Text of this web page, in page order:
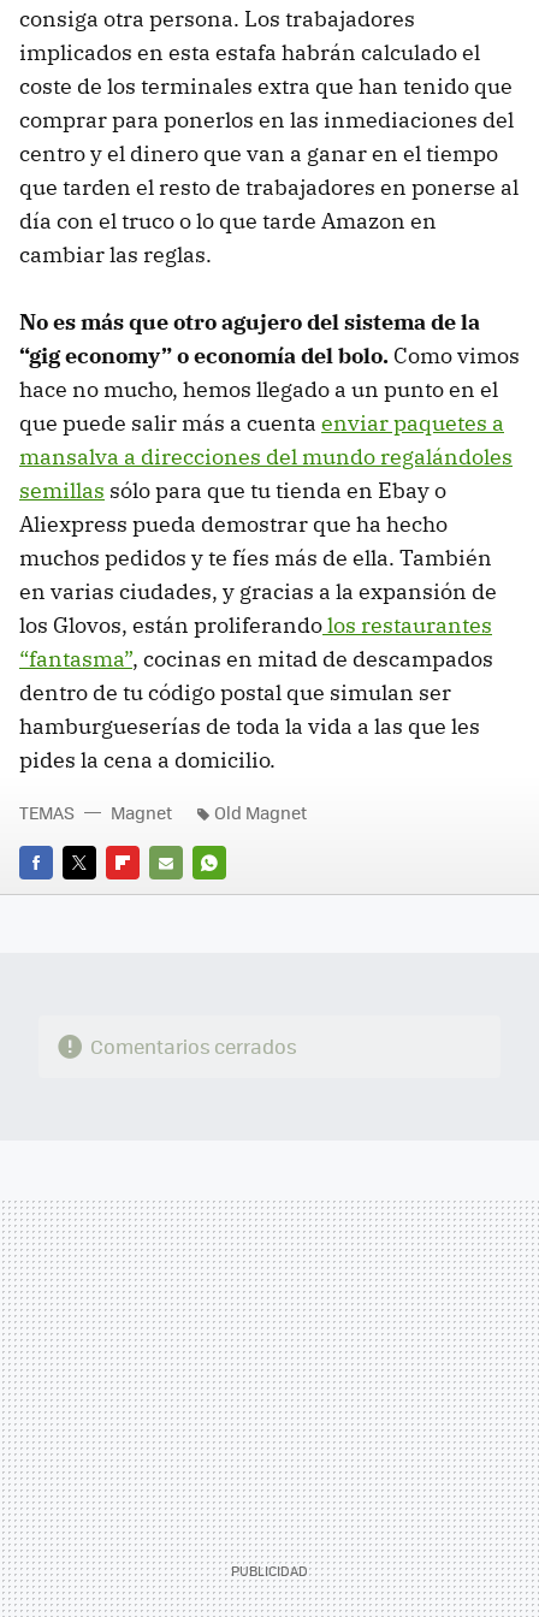
consiga otra persona. Los trabajadores
implicados en esta estafa habrán calculado el
coste de los terminales extra que han tenido que
comprar para ponerlos en las inmediaciones del
centro y el dinero que van a ganar en el tiempo
que tarden el resto de trabajadores en ponerse al
día con el truco o lo que tarde Amazon en
cambiar las reglas.
No es más que otro agujero del sistema de la
“gig economy” o economía del bolo. Como vimos
hace no mucho, hemos llegado a un punto en el
que puede salir más a cuenta enviar paquetes a
mansalva a direcciones del mundo regalándoles
semillas sólo para que tu tienda en Ebay o
Aliexpress pueda demostrar que ha hecho
muchos pedidos y te fíes más de ella. También
en varias ciudades, y gracias a la expansión de
los Glovos, están proliferandolos restaurantes
“fantasma”, cocinas en mitad de descampados
dentro de tu código postal que simulan ser
hamburgueserías de toda la vida a las que les
pides la cena a domicilio.
FACEBOOK
TWITTERFLIPBOARD
E-
WHATSAPP
TEMAS Magnet Old Magnet
Comentarios cerrados